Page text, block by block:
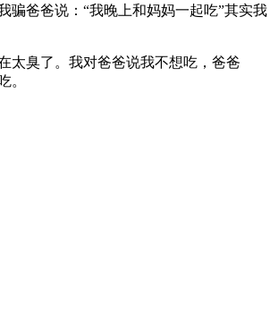
骗爸爸说：“我晚上和妈妈一起吃”其实我
臭了。我对爸爸说我不想吃，爸爸
。